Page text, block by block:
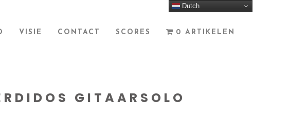
VISIE CONTACT SCORES 0 ARTIKELEN
GITAARSOLO
Dutch